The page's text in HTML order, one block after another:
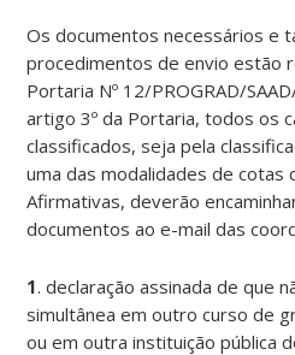
Os documentos necessários e
procedimentos de envio estão
Portaria Nº 12/PROGRAD/
artigo 3º da Portaria, todos os
classificados, seja pela
uma das modalidades de cotas
Afirmativas, deverão
documentos ao e-mail das
1. declaração assinada de que
simultânea em outro curso de
ou em outra instituição pública